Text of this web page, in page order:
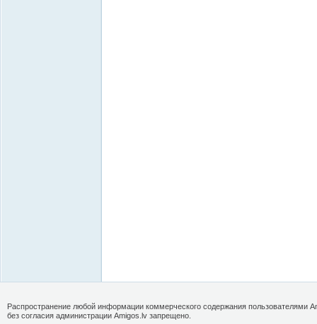
Распространение любой информации коммерческого содержания пользователями
без согласия администрации Amigos.lv запрещено.